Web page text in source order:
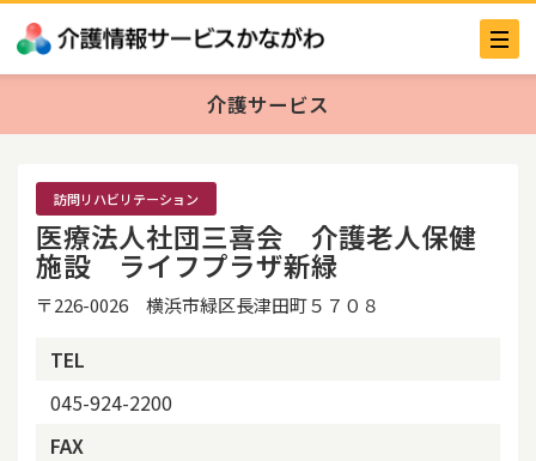
介護サービス
訪問リハビリテーション
医療法人社団三喜会 介護老人保健
施設 ライフプラザ新緑
〒226-0026 横浜市緑区長津田町５７０８
TEL
045-924-2200
FAX